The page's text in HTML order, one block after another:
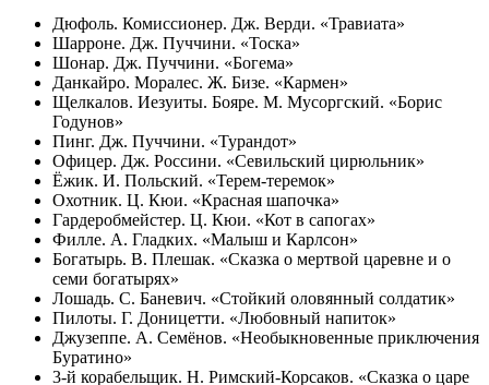
Дюфоль. Комиссионер. Дж. Верди. «Травиата»
Шарроне. Дж. Пуччини. «Тоска»
Шонар. Дж. Пуччини. «Богема»
Данкайро. Моралес. Ж. Бизе. «Кармен»
Щелкалов. Иезуиты. Бояре. М. Мусоргский. «Борис
Годунов»
Пинг. Дж. Пуччини. «Турандот»
Офицер. Дж. Россини. «Севильский цирюльник»
Ёжик. И. Польский. «Терем-теремок»
Охотник. Ц. Кюи. «Красная шапочка»
Гардеробмейстер. Ц. Кюи. «Кот в сапогах»
Филле. А. Гладких. «Малыш и Карлсон»
Богатырь. В. Плешак. «Сказка о мертвой царевне и о
семи богатырях»
Лошадь. С. Баневич. «Стойкий оловянный солдатик»
Пилоты. Г. Доницетти. «Любовный напиток»
Джузеппе. А. Семёнов. «Необыкновенные приключения
Буратино»
3-й корабельщик. Н. Римский-Корсаков. «Сказка о царе